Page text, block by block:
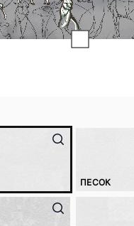
ПЕСОК